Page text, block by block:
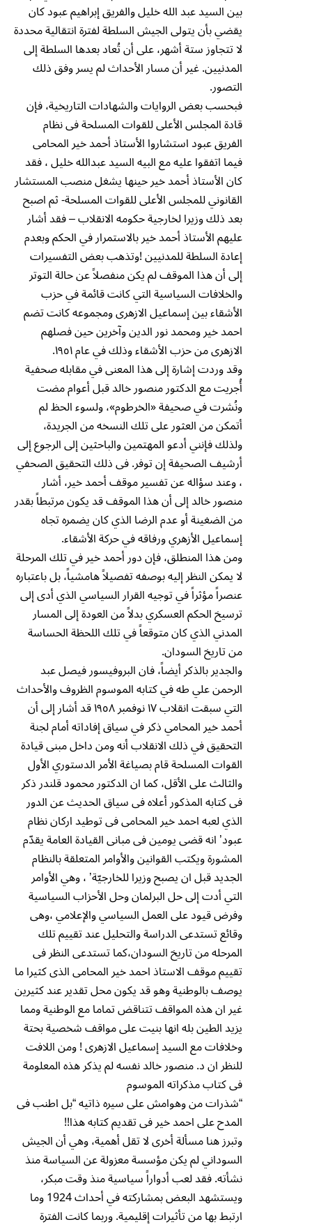
بين السيد عبد الله خليل والفريق إبراهيم عبود كان
يقضي بأن يتولى الجيش السلطة لفترة انتقالية محددة
لا تتجاوز ستة أشهر، على أن تُعاد بعدها السلطة إلى
المدنيين. غير أن مسار الأحداث لم يسر وفق ذلك
التصور.
فبحسب بعض الروايات والشهادات التاريخية، فإن
قادة المجلس الأعلى للقوات المسلحة فى نظام
الفريق عبود استشاروا الأستاذ أحمد خير المحامى
فيما اتفقوا عليه مع البيه السيد عبدالله خليل ، فقد
كان الأستاذ أحمد خير حينها يشغل منصب المستشار
القانوني للمجلس الأعلى للقوات المسلحة- ثم اصبح
بعد ذلك وزيرا لخارجية حكومه الانقلاب – فقد أشار
عليهم الأستاذ أحمد خير بالاستمرار في الحكم وبعدم
إعادة السلطة للمدنيين !وتذهب بعض التفسيرات
إلى أن هذا الموقف لم يكن منفصلاً عن حالة التوتر
والخلافات السياسية التي كانت قائمة في حزب
الأشقاء بين إسماعيل الازهرى ومجموعه كانت تضم
احمد خير ومحمد نور الدين وآخرين حين فصلهم
الازهرى من حزب الأشقاء وذلك في عام ١٩٥١.
وقد وردت إشارة إلى هذا المعنى في مقابله صحفية
أُجريت مع الدكتور منصور خالد قبل أعوام مضت
ونُشرت في صحيفة «الخرطوم»، ولسوء الحظ لم
أتمكن من العثور على تلك النسخه من الجريدة،
ولذلك فإنني أدعو المهتمين والباحثين إلى الرجوع إلى
أرشيف الصحيفة إن توفر. فى ذلك التحقيق الصحفي
، وعند سؤاله عن تفسير موقف أحمد خير، أشار
منصور خالد إلى أن هذا الموقف قد يكون مرتبطاً بقدر
من الضغينة أو عدم الرضا الذي كان يضمره تجاه
إسماعيل الأزهري ورفاقه في حركة الأشقاء.
ومن هذا المنطلق، فإن دور أحمد خير في تلك المرحلة
لا يمكن النظر إليه بوصفه تفصيلاً هامشياً، بل باعتباره
عنصراً مؤثراً في توجيه القرار السياسي الذي أدى إلى
ترسيخ الحكم العسكري بدلاً من العودة إلى المسار
المدني الذي كان متوقعاً في تلك اللحظة الحساسة
من تاريخ السودان.
والجدير بالذكر أيضاً، فان البروفيسور فيصل عبد
الرحمن علي طه في كتابه الموسوم الظروف والأحداث
التي سبقت انقلاب ١٧ نوفمبر ١٩٥٨ قد أشار إلى أن
أحمد خير المحامي ذكر في سياق إفاداته أمام لجنة
التحقيق في ذلك الانقلاب أنه ومن داخل مبنى قيادة
القوات المسلحة قام بصياغة الأمر الدستوري الأول
والثالث على الأقل، كما ان الدكتور محمود قلندر ذكر
فى كتابه المذكور أعلاه فى سياق الحديث عن الدور
الذي لعبه احمد خير المحامى فى توطيد اركان نظام
عبود’ انه قضى يومين فى مبانى القيادة العامة يقدّم
المشورة ويكتب القوانين والأوامر المتعلقة بالنظام
الجديد قبل ان يصبح وزيرا للخارجيّة’ ، وهي الأوامر
التي أدت إلى حل البرلمان وحل الأحزاب السياسية
وفرض قيود على العمل السياسي والإعلامي ،وهى
وقائع تستدعى الدراسة والتحليل عند تقييم تلك
المرحله من تاريخ السودان،كما تستدعى النظر فى
تقييم موقف الاستاذ احمد خير المحامى الذى كثيرا ما
يوصف بالوطنية وهو قد يكون محل تقدير عند كثيرين
غير ان هذه المواقف تتناقض تماما مع الوطنية ومما
يزيد الطين بله انها بنيت على مواقف شخصية بحتة
وخلافات مع السيد إسماعيل الازهرى ! ومن اللافت
للنظر ان د. منصور خالد نفسه لم يذكر هذه المعلومة
فى كتاب مذكراته الموسوم
“شذرات من وهوامش على سيره ذاتيه “بل اطنب فى
المدح على احمد خير فى تقديم كتابه هذا!!
وتبرز هنا مسألة أخرى لا تقل أهمية، وهي أن الجيش
السوداني لم يكن مؤسسة معزولة عن السياسة منذ
نشأته. فقد لعب أدواراً سياسية منذ وقت مبكر،
ويستشهد البعض بمشاركته في أحداث 1924 وما
ارتبط بها من تأثيرات إقليمية. وربما كانت الفترة